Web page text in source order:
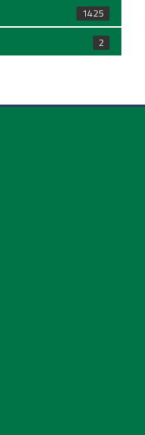
1425
2